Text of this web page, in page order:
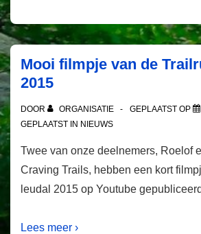
Mooi filmpje van de
2015
DOOR ORGANISATIE GEPLAATST OP
GEPLAATST IN NIEUWS
Twee van onze deelnemers, Roelof
Craving Trails, hebben een kort
leudal 2015 op Youtube
Lees meer ›